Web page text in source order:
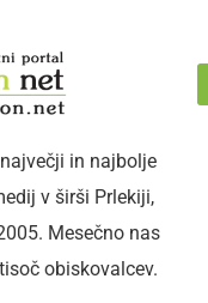
2026 Sledite nam:
in najbolje
v širši Prlekiji,
Mesečno nas
obiskovalcev.